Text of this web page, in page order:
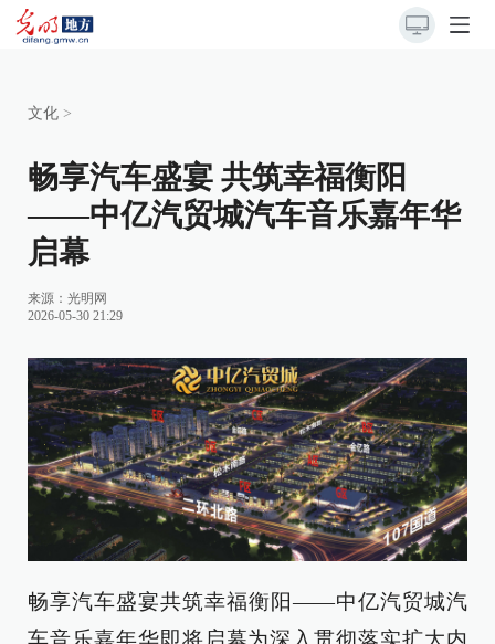
文化 >
畅享汽车盛宴 共筑幸福衡阳
——中亿汽贸城汽车音乐嘉年华
启幕
来源： 光明网
2026-05-30 21:29
畅享汽车盛宴共筑幸福衡阳——中亿汽贸城汽
车音乐嘉年华即将启幕为深入贯彻落实扩大内